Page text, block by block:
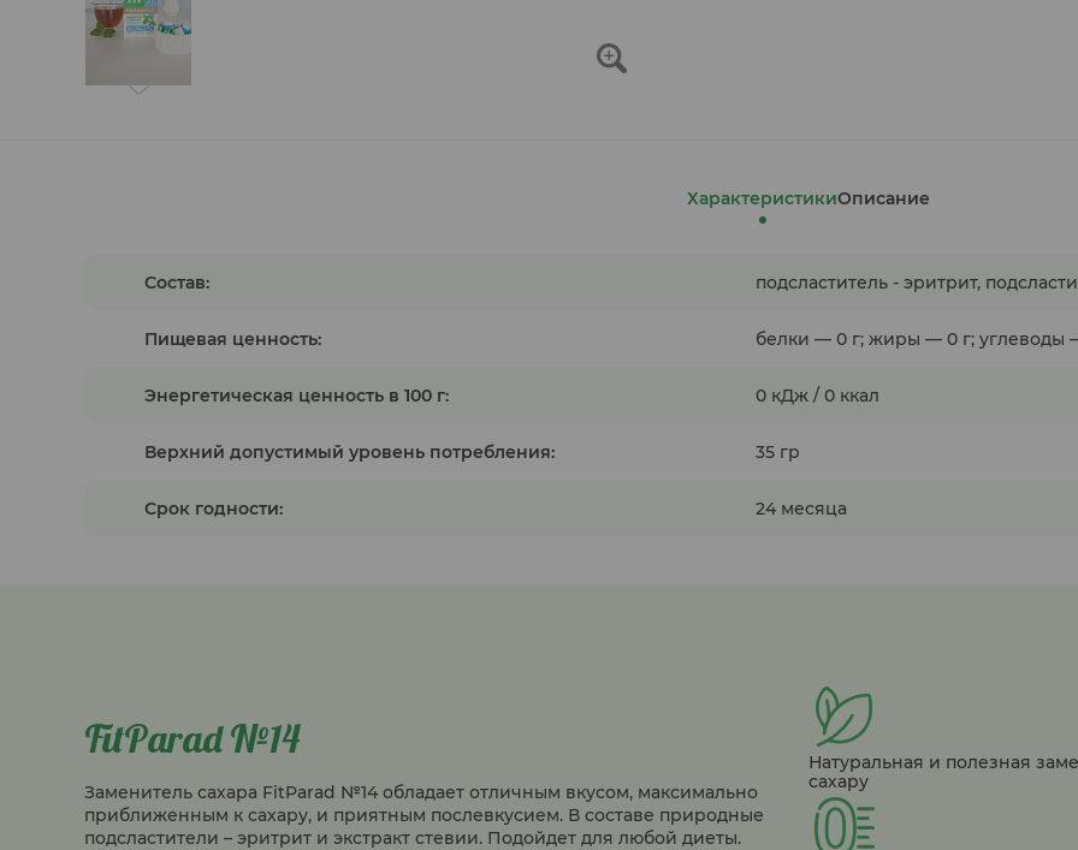
ХарактеристикиОписание
Состав: подсластитель - эритрит,
Пищевая ценность: белки — 0 г; жиры — 0 г; углеводы
Энергетическая ценность в 100 г: 0 кДж / 0 ккал
Верхний допустимый уровень потребления: 35 гр
Срок годности: 24 месяца
FitParad №14
Заменитель сахара FitParad №14 обладает отличным вкусом, максимально
приближенным к сахару, и приятным послевкусием. В составе природные
подсластители – эритрит и экстракт стевии. Подойдет для любой диеты.
Натуральная и полезная
сахару